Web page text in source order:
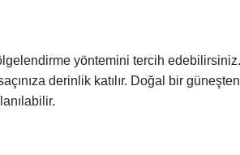
yöntemini tercih
derinlik katılır. Doğal bir